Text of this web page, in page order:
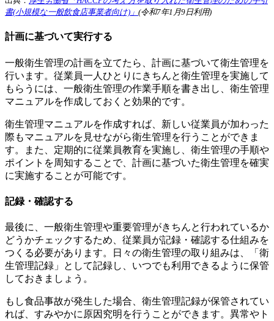
書(小規模な一般飲食店事業者向け)」 (令和7年1月9日利用)
計画に基づいて実行する
一般衛生管理の計画を立てたら、計画に基づいて衛生管理を
行います。従業員一人ひとりにきちんと衛生管理を実施して
もらうには、一般衛生管理の作業手順を書き出し、衛生管理
マニュアルを作成しておくと効果的です。
衛生管理マニュアルを作成すれば、新しい従業員が加わった
際もマニュアルを見せながら衛生管理を行うことができま
す。また、定期的に従業員教育を実施し、衛生管理の手順や
ポイントを周知することで、計画に基づいた衛生管理を確実
に実施することが可能です。
記録・確認する
最後に、一般衛生管理や重要管理がきちんと行われているか
どうかチェックするため、従業員が記録・確認する仕組みを
つくる必要があります。日々の衛生管理の取り組みは、「衛
生管理記録」として記録し、いつでも利用できるように保管
しておきましょう。
もし食品事故が発生した場合、衛生管理記録が保管されてい
れば、すみやかに原因究明を行うことができます。異常やト